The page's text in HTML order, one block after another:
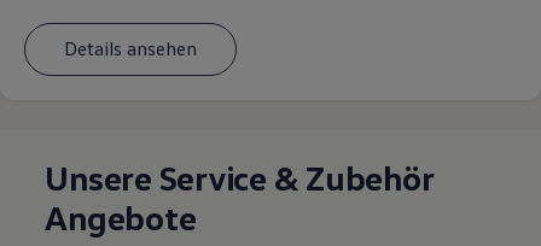
Details ansehen
Unsere Service & Zubehör
Angebote